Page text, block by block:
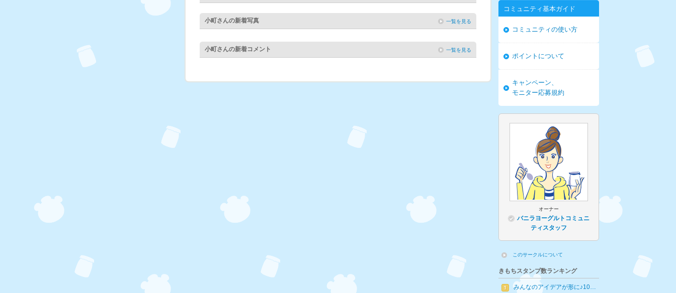
小町さんの新着写真 一覧を見る
小町さんの新着コメント 一覧を見る
コミュニティ基本ガイド
コミュニティの使い方
ポイントについて
キャンペーン、
モニター応募規約
オーナー
バニラヨーグルトコミュニ
ティスタッフ
このサークルについて
きもちスタンプ数ランキング
みんなのアイデアが形に♪10…